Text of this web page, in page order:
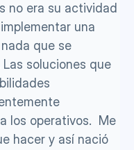
no era su actividad
una
que se
soluciones que
los operativos.  Me
hacer y así nació